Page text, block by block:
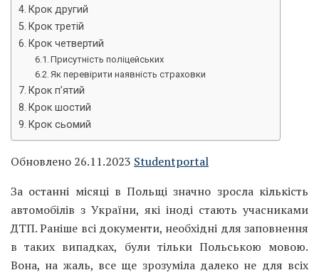
Крок другий
Крок третій
Крок четвертий
Присутність поліцейських
Як перевірити наявність страховки
Крок п’ятий
Крок шостий
Крок сьомий
Обновлено 26.11.2023 Studentportal
За останні місяці в Польщі значно зросла кількість
автомобілів з України, які іноді стають учасниками
ДТП. Раніше всі документи, необхідні для заповнення
в таких випадках, були тільки Польською мовою.
Вона, на жаль, все ще зрозуміла далеко не для всіх